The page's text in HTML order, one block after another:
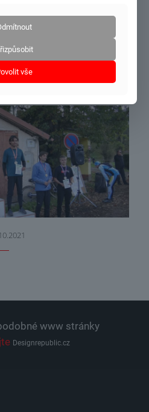
26.10.÷30.10.2021
www stránky
Designrepublic.cz
vše